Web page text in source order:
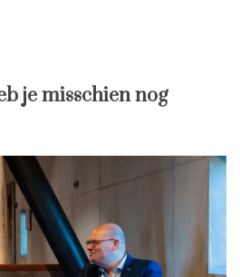
je misschien nog